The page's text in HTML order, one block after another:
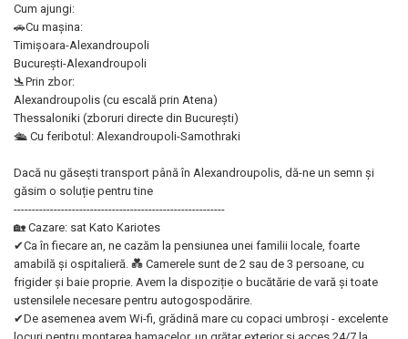
Cum ajungi:
🚗Cu mașina:
Timișoara-Alexandroupoli
București-Alexandroupoli
🛬Prin zbor:
Alexandroupolis (cu escală prin Atena)
Thessaloniki (zboruri directe din București)
🛳 Cu feribotul: Alexandroupoli-Samothraki
Dacă nu găsești transport până în Alexandroupolis, dă-ne un semn și
găsim o soluție pentru tine
----------------------------------------------------------
🏡 Cazare: sat Kato Kariotes
✔Ca în fiecare an, ne cazăm la pensiunea unei familii locale, foarte
amabilă și ospitalieră. 💑 Camerele sunt de 2 sau de 3 persoane, cu
frigider și baie proprie. Avem la dispoziție o bucătărie de vară și toate
ustensilele necesare pentru autogospodărire.
✔De asemenea avem Wi-fi, grădină mare cu copaci umbroși - excelente